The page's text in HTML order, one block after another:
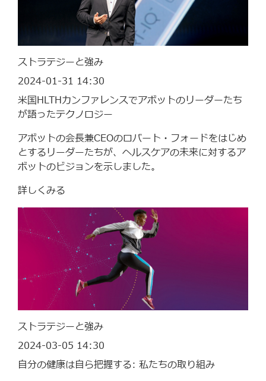
ストラテジーと強み
2024-01-31 14:30
米国HLTHカンファレンスでアボットのリーダーたち
が語ったテクノロジー
アボットの会長兼CEOのロバート・フォードをはじめ
とするリーダーたちが、ヘルスケアの未来に対するア
ボットのビジョンを示しました。
詳しくみる
ストラテジーと強み
2024-03-05 14:30
自分の健康は自ら把握する: 私たちの取り組み